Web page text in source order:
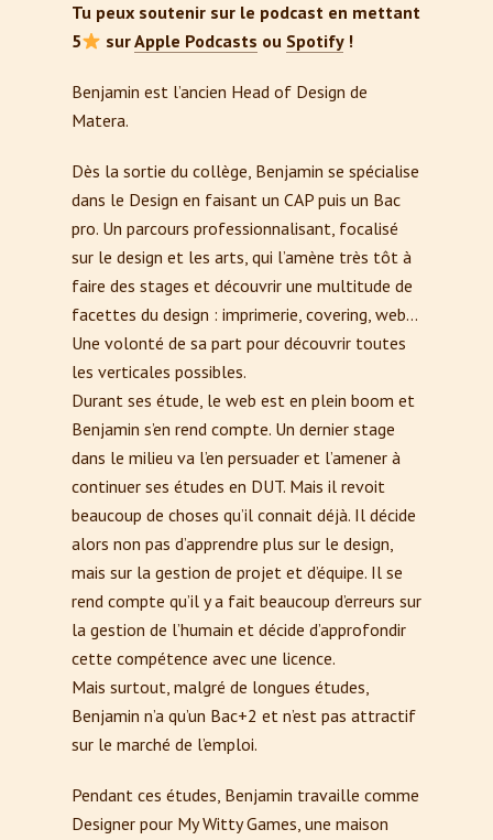
Tu peux soutenir sur le podcast en mettant
5
surApple Podcasts ou Spotify!
Benjamin est l’ancien Head of Design de
Matera.
Dès la sortie du collège, Benjamin se spécialise
dans le Design en faisant un CAP puis un Bac
pro. Un parcours professionnalisant, focalisé
sur le design et les arts, qui l’amène très tôt à
faire des stages et découvrir une multitude de
facettes du design : imprimerie, covering, web…
Une volonté de sa part pour découvrir toutes
les verticales possibles.
Durant ses étude, le web est en plein boom et
Benjamin s’en rend compte. Un dernier stage
dans le milieu va l’en persuader et l’amener à
continuer ses études en DUT. Mais il revoit
beaucoup de choses qu’il connait déjà. Il décide
alors non pas d’apprendre plus sur le design,
mais sur la gestion de projet et d’équipe. Il se
rend compte qu’il y a fait beaucoup d’erreurs sur
la gestion de l’humain et décide d’approfondir
cette compétence avec une licence.
Mais surtout, malgré de longues études,
Benjamin n’a qu’un Bac+2 et n’est pas attractif
sur le marché de l’emploi.
Pendant ces études, Benjamin travaille comme
Designer pour My Witty Games, une maison